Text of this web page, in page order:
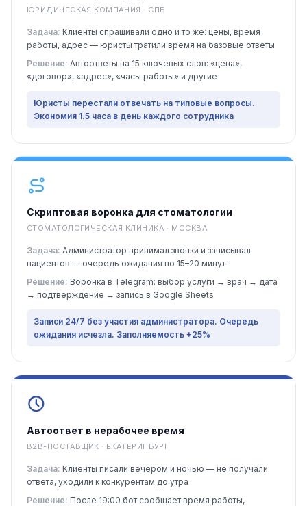
ЮРИДИЧЕСКАЯ КОМПАНИЯ · СПБ
Задача: Клиенты спрашивали одно и то же: цены, время
работы, адрес — юристы тратили время на базовые ответы
Решение: Автоответы на 15 ключевых слов: «цена»,
«договор», «адрес», «часы работы» и другие
Юристы перестали отвечать на типовые вопросы.
Экономия 1.5 часа в день каждого сотрудника
Скриптовая воронка для стоматологии
СТОМАТОЛОГИЧЕСКАЯ КЛИНИКА · МОСКВА
Задача: Администратор принимал звонки и записывал
пациентов — очередь ожидания по 15–20 минут
Решение: Воронка в Telegram: выбор услуги → врач → дата
→ подтверждение → запись в Google Sheets
Записи 24/7 без участия администратора. Очередь
ожидания исчезла. Заполняемость +25%
Автоответ в нерабочее время
B2B-ПОСТАВЩИК · ЕКАТЕРИНБУРГ
Задача: Клиенты писали вечером и ночью — не получали
ответа, уходили к конкурентам до утра
Решение: После 19:00 бот сообщает время работы,